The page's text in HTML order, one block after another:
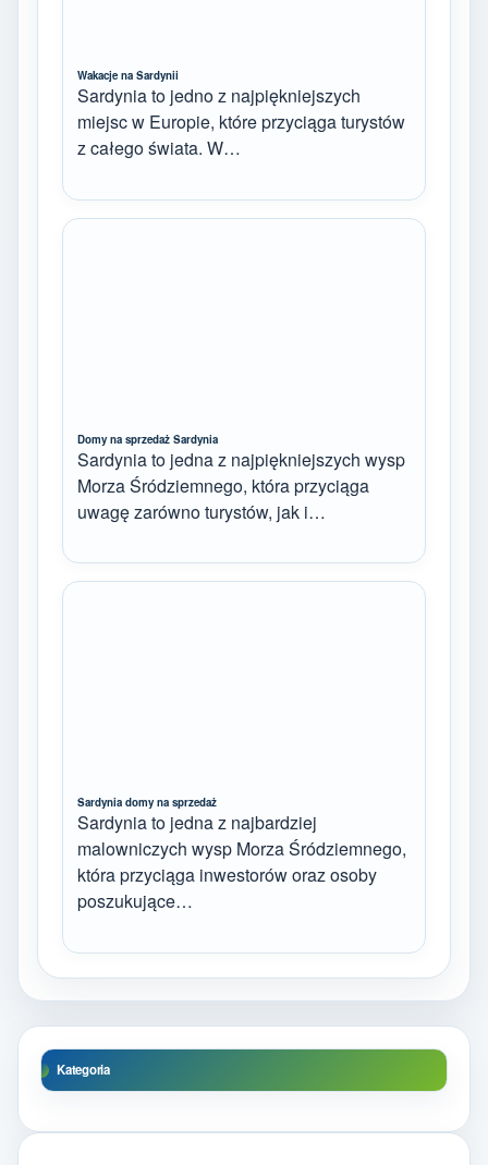
Wakacje na Sardynii
Sardynia to jedno z najpiękniejszych
miejsc w Europie, które przyciąga turystów
z całego świata. W…
Domy na sprzedaż Sardynia
Sardynia to jedna z najpiękniejszych wysp
Morza Śródziemnego, która przyciąga
uwagę zarówno turystów, jak i…
Sardynia domy na sprzedaż
Sardynia to jedna z najbardziej
malowniczych wysp Morza Śródziemnego,
która przyciąga inwestorów oraz osoby
poszukujące…
Kategoria